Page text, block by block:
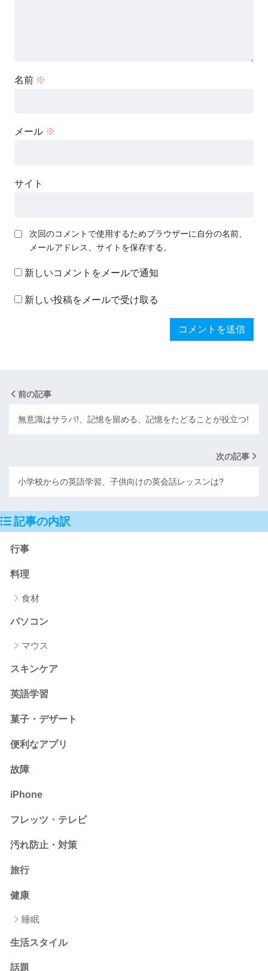
名前 ※
メール ※
サイト
次回のコメントで使用するためブラウザーに自分の名前、
メールアドレス、サイトを保存する。
新しいコメントをメールで通知
新しい投稿をメールで受け取る
前の記事
無意識はサラバ!、記憶を留める、記憶をたどることが役立つ!
次の記事
小学校からの英語学習、子供向けの英会話レッスンは?
記事の内訳
行事
料理
食材
パソコン
マウス
スキンケア
英語学習
菓子・デザート
便利なアプリ
故障
iPhone
フレッツ・テレビ
汚れ防止・対策
旅行
健康
睡眠
生活スタイル
話題